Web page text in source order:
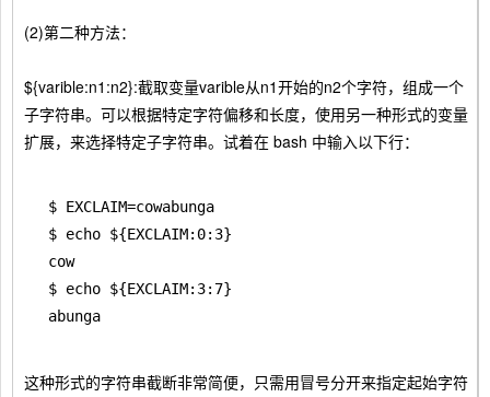
(2)第二种方法：
${varible:n1:n2}:截取变量varible从n1开始的n2个字符，组成一个
子字符串。可以根据特定字符偏移和长度，使用另一种形式的变量
扩展，来选择特定子字符串。试着在 bash 中输入以下行：
$ EXCLAIM=cowabunga
$ echo ${EXCLAIM:0:3}
cow
$ echo ${EXCLAIM:3:7}
这种形式的字符串截断非常简便，只需用冒号分开来指定起始字符